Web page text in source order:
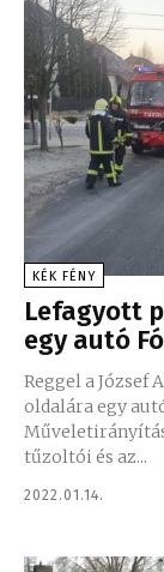
KÉK FÉNY
Lefagyott
egy autó
Reggel a József
oldalára egy autó Fóton. A
tűzoltói és az...
2022.01.14.